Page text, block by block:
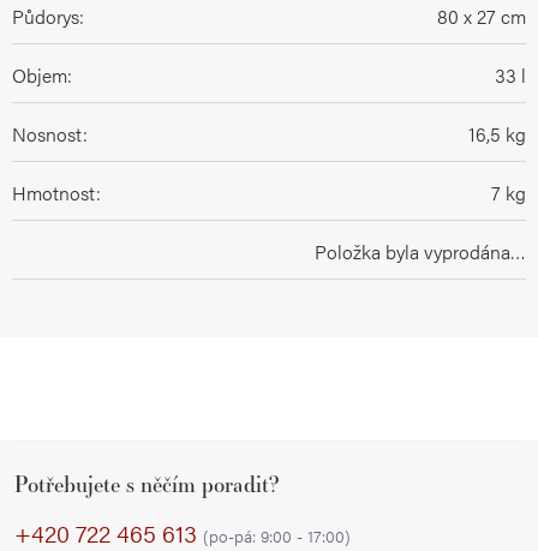
Půdorys: 80 x 27 cm
Objem: 33 l
Nosnost: 16,5 kg
Hmotnost: 7 kg
Položka byla vyprodána…
Potřebujete s něčím poradit?
+420 722 465 613 (po-pá: 9:00 - 17:00)